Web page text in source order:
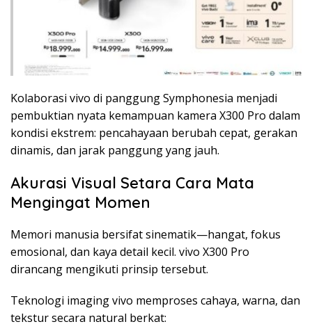
Kolaborasi vivo di panggung Symphonesia menjadi
pembuktian nyata kemampuan kamera X300 Pro dalam
kondisi ekstrem: pencahayaan berubah cepat, gerakan
dinamis, dan jarak panggung yang jauh.
Akurasi Visual Setara Cara Mata
Mengingat Momen
Memori manusia bersifat sinematik—hangat, fokus
emosional, dan kaya detail kecil. vivo X300 Pro
dirancang mengikuti prinsip tersebut.
Teknologi imaging vivo memproses cahaya, warna, dan
tekstur secara natural berkat: